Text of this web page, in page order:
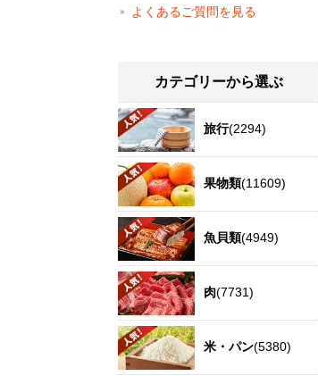
よくあるご質問を見る
カテゴリーから選ぶ
旅行(2294)
果物類(11609)
魚貝類(4949)
肉(7731)
米・パン(5380)